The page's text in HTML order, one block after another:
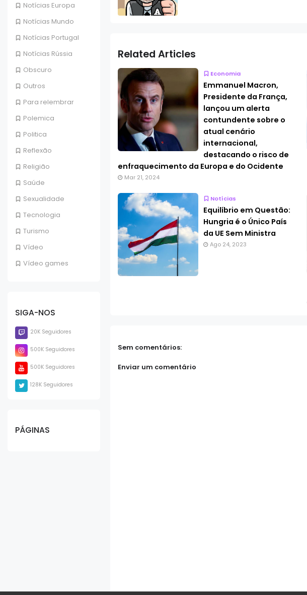
Notícias Europa
Notícias Mundo
Notícias Portugal
Notícias Rússia
Obscuro
Outros
Para relembrar
Polemica
Politica
Reflexão
Religião
Saúde
Sexualidade
Tecnologia
Turismo
Vídeo
Vídeo games
SIGA-NOS
20K Seguidores
500K Seguidores
500K Seguidores
128K Seguidores
PÁGINAS
Related Articles
Economia
Emmanuel Macron,
Presidente da França,
lançou um alerta
contundente sobre o
atual cenário
internacional,
destacando o risco de
enfraquecimento da Europa e do Ocidente
Mar 21, 2024
Notícias
Equilíbrio em Questão:
Hungria é o Único País
da UE Sem Ministra
Ago 24, 2023
Sem comentários:
Enviar um comentário